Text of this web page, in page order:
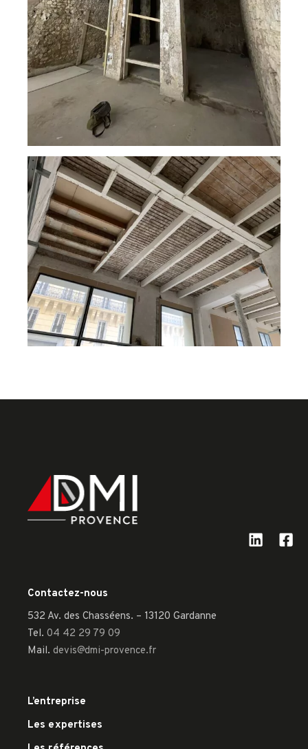
Contactez-nous
532 Av. des Chasséens. – 13120 Gardanne
Tel. 04 42 29 79 09
Mail. devis@dmi-provence.fr
L’entreprise
Les expertises